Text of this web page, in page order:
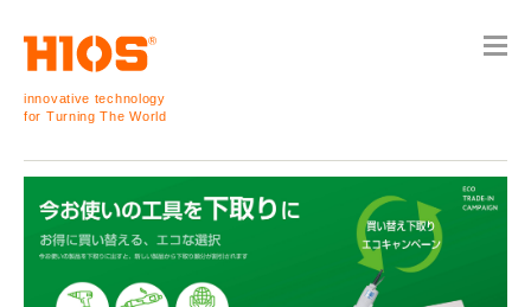
innovative technology
for Turning The World